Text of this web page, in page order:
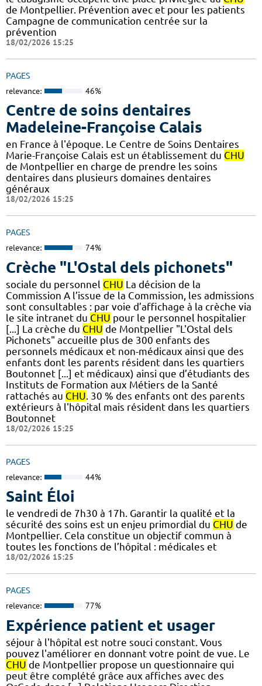
de Montpellier. Prévention avec et pour les patients
Campagne de communication centrée sur la
prévention
18/02/2026 15:25
PAGES
relevance: 46%
Centre de soins dentaires
Madeleine-Françoise Calais
en France à l'époque. Le Centre de Soins Dentaires
Marie-Françoise Calais est un établissement du CHU
de Montpellier en charge de prendre les soins
dentaires dans plusieurs domaines dentaires
généraux
18/02/2026 15:25
PAGES
relevance: 74%
Crèche "L'Ostal dels pichonets"
sociale du personnel CHU La décision de la
Commission A l’issue de la Commission, les admissions
sont consultables : par voie d’affichage à la crèche via
le site intranet du CHU pour le personnel hospitalier
[...] La crèche du CHU de Montpellier "L'Ostal dels
Pichonets" accueille plus de 300 enfants des
personnels médicaux et non-médicaux ainsi que des
enfants dont les parents résident dans les quartiers
Boutonnet [...] et médicaux) ainsi que d’étudiants des
Instituts de Formation aux Métiers de la Santé
rattachés au CHU . 30 % des enfants ont des parents
extérieurs à l'hôpital mais résident dans les quartiers
Boutonnet
18/02/2026 15:25
PAGES
relevance: 44%
Saint Éloi
le vendredi de 7h30 à 17h. Garantir la qualité et la
sécurité des soins est un enjeu primordial du CHU de
Montpellier. Cela constitue un objectif commun à
toutes les fonctions de l’hôpital : médicales et
18/02/2026 15:25
PAGES
relevance: 77%
Expérience patient et usager
séjour à l'hôpital est notre souci constant. Vous
pouvez l'améliorer en donnant votre point de vue. Le
CHU de Montpellier propose un questionnaire qui
peut être complété grâce aux affiches avec des